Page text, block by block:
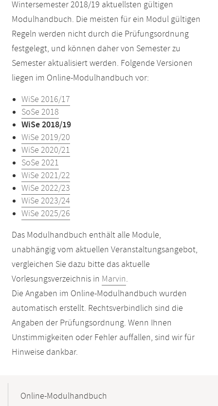
Wintersemester 2018/19 aktuellsten gültigen
Modulhandbuch. Die meisten für ein Modul gültigen
Regeln werden nicht durch die Prüfungsordnung
festgelegt, und können daher von Semester zu
Semester aktualisiert werden. Folgende Versionen
liegen im Online-Modulhandbuch vor:
WiSe 2016/17
SoSe 2018
WiSe 2018/19
WiSe 2019/20
WiSe 2020/21
SoSe 2021
WiSe 2021/22
WiSe 2022/23
WiSe 2023/24
WiSe 2025/26
Das Modulhandbuch enthält alle Module,
unabhängig vom aktuellen Veranstaltungsangebot,
vergleichen Sie dazu bitte das aktuelle
Vorlesungsverzeichnis in Marvin.
Die Angaben im Online-Modulhandbuch wurden
automatisch erstellt. Rechtsverbindlich sind die
Angaben der Prüfungsordnung. Wenn Ihnen
Unstimmigkeiten oder Fehler auffallen, sind wir für
Hinweise dankbar.
NavigationOnline-Modulhandbuch